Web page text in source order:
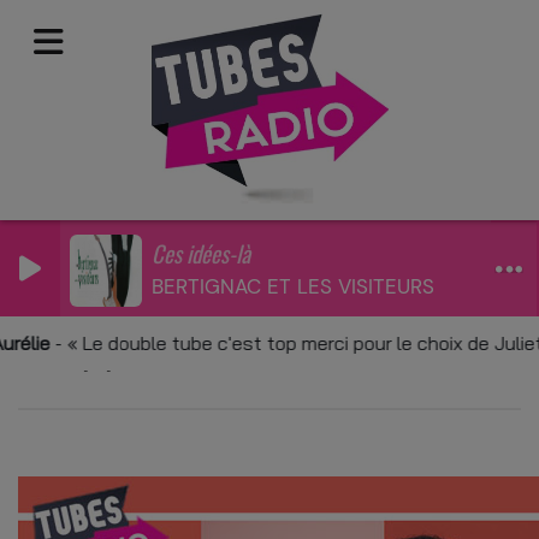
Ces idées-là
BERTIGNAC ET LES VISITEURS
- Le double tube c'est top merci pour le choix de
Application mobile